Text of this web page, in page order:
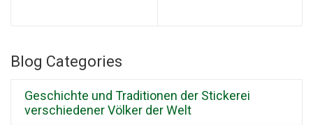
Blog Categories
Geschichte und Traditionen der Stickerei
verschiedener Völker der Welt